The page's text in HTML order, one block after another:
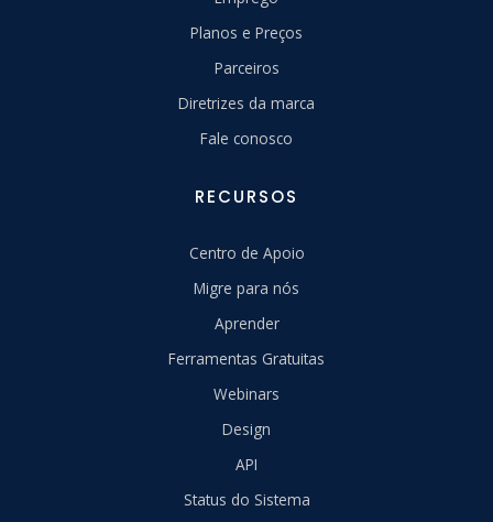
Planos e Preços
Parceiros
Diretrizes da marca
Fale conosco
RECURSOS
Centro de Apoio
Migre para nós
Aprender
Ferramentas Gratuitas
Webinars
Design
API
Status do Sistema